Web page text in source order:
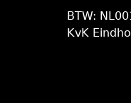
BTW:
KvK